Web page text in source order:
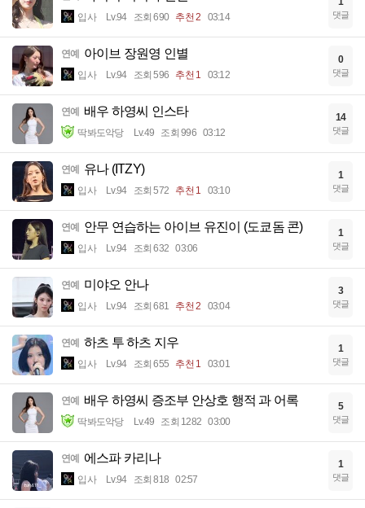
입사 Lv.94 조회 690 추천 2 03:14 댓글
연예 아이브 장원영 인별
입사 Lv.94 조회 596 추천 1 03:12
0
댓글
연예 배우 하영씨 인스타
딱봐도악당 Lv.49 조회 996 03:12
14
댓글
연예 유나 (ITZY)
입사 Lv.94 조회 572 추천 1 03:10
1
댓글
연예 안무 연습하는 아이브 유진이 (도쿄돔 콘)
입사 Lv.94 조회 632 03:06
1
댓글
연예 미야오 안나
입사 Lv.94 조회 681 추천 2 03:04
3
댓글
연예 하츠 투 하츠 지우
입사 Lv.94 조회 655 추천 1 03:01
1
댓글
연예 배우 하영씨 증조부 안상호 행적 과 어록
딱봐도악당 Lv.49 조회 1282 03:00
5
댓글
연예 에스파 카리나
입사 Lv.94 조회 818 02:57
1
댓글